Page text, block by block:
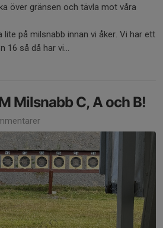
över gränsen och tävla mot våra
lite på milsnabb innan vi åker. Vi har ett
16 så då har vi...
Milsnabb C, A och B!